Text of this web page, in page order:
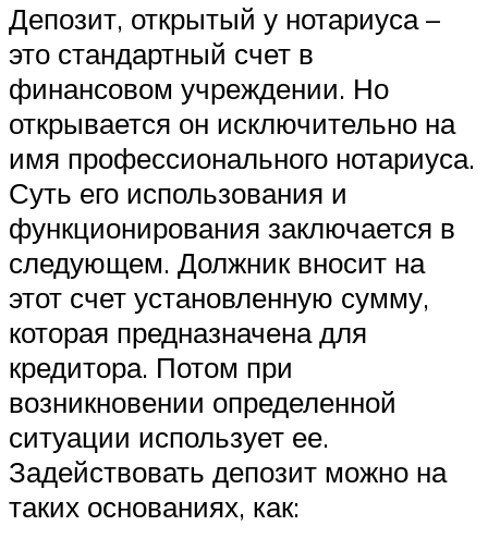
Депозит, открытый у нотариуса –
это стандартный счет в
финансовом учреждении. Но
открывается он исключительно на
имя профессионального нотариуса.
Суть его использования и
функционирования заключается в
следующем. Должник вносит на
этот счет установленную сумму,
которая предназначена для
кредитора. Потом при
возникновении определенной
ситуации использует ее.
Задействовать депозит можно на
таких основаниях, как: